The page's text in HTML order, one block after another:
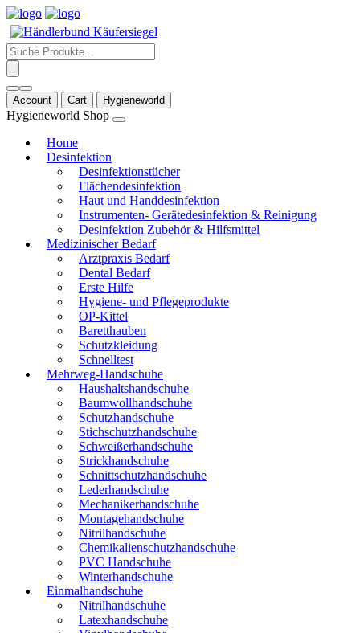
Products
search
Account Cart Hygieneworld
Hygieneworld Shop
Home
Desinfektion
Desinfektionstücher
Flächendesinfektion
Haut und Handdesinfektion
Instrumenten- Gerätedesinfektion & Reinigung
Desinfektion Zubehör & Hilfsmittel
Medizinischer Bedarf
Arztpraxis Bedarf
Dental Bedarf
Erste Hilfe
Hygiene- und Pflegeprodukte
OP-Kittel
Baretthauben
Schutzkleidung
Schnelltest
Mehrweg-Handschuhe
Haushaltshandschuhe
Baumwollhandschuhe
Schutzhandschuhe
Stichschutzhandschuhe
Schweißerhandschuhe
Strickhandschuhe
Schnittschutzhandschuhe
Lederhandschuhe
Mechanikerhandschuhe
Montagehandschuhe
Nitrilhandschuhe
Chemikalienschutzhandschuhe
PVC Handschuhe
Winterhandschuhe
Einmalhandschuhe
Nitrilhandschuhe
Latexhandschuhe